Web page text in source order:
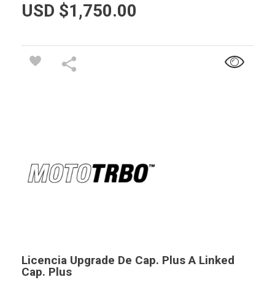
USD $1,750.00
Licencia Upgrade De Cap. Plus A Linked
Cap. Plus